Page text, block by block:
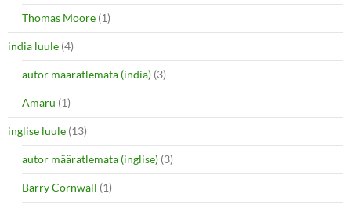
Thomas Moore (1)
india luule (4)
autor määratlemata (india) (3)
Amaru (1)
inglise luule (13)
autor määratlemata (inglise) (3)
Barry Cornwall (1)